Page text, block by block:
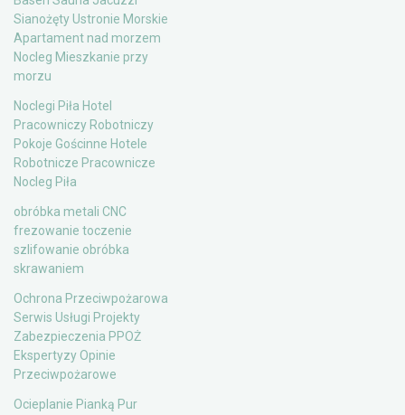
Sianożęty Ustronie Morskie
Apartament nad morzem
Nocleg Mieszkanie przy
morzu
Noclegi Piła Hotel
Pracowniczy Robotniczy
Pokoje Gościnne Hotele
Robotnicze Pracownicze
Nocleg Piła
obróbka metali CNC
frezowanie toczenie
szlifowanie obróbka
skrawaniem
Ochrona Przeciwpożarowa
Serwis Usługi Projekty
Zabezpieczenia PPOŻ
Ekspertyzy Opinie
Przeciwpożarowe
Ocieplanie Pianką Pur